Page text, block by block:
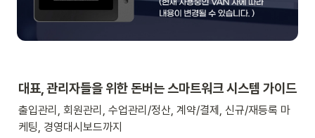
대표, 관리자들을 위한 돈버는 스마트워크 시스템 가이드
출입관리, 회원관리, 수업관리/정산, 계약/결제, 신규/재등록 마
케팅, 경영대시보드까지